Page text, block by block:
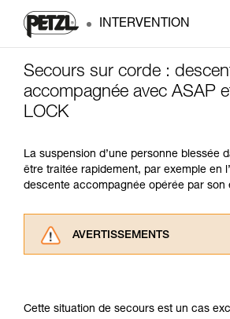
INTERVENTION
Secours sur corde :
accompagnée avec ASAP
LOCK
La suspension d’une personne blessée
être traitée rapidement, par exemple en
descente accompagnée opérée par son
AVERTISSEMENTS
informations de la notice
Cette situation de secours est un cas